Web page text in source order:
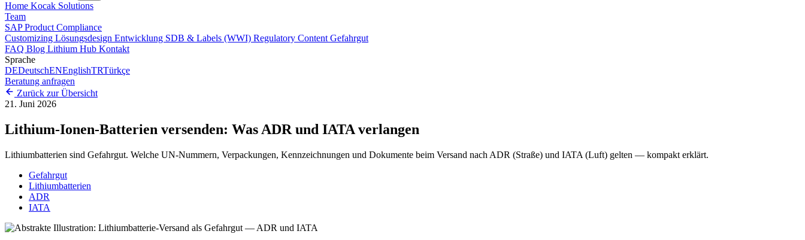
Home Kocak Solutions
Team
SAP Product Compliance
Customizing Lösungsdesign Entwicklung SDB & Labels (WWI) Regulatory Content Gefahrgut
FAQ Blog Lithium Hub Kontakt
Sprache
DEDeutschENEnglishTRTürkçe
Beratung anfragen
Zurück zur Übersicht
21. Juni 2026
Lithium-Ionen-Batterien versenden: Was ADR und IATA verlangen
Lithiumbatterien sind Gefahrgut. Welche UN-Nummern, Verpackungen, Kennzeichnungen und Dokumente beim Versand nach ADR (Straße) und IATA (Luft) gelten — kompakt erklärt.
Gefahrgut
Lithiumbatterien
ADR
IATA